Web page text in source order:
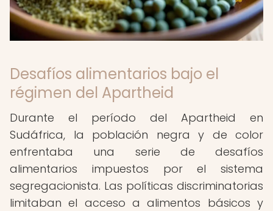
Desafíos alimentarios bajo el
régimen del Apartheid
Durante el período del Apartheid en
Sudáfrica, la población negra y de color
enfrentaba una serie de desafíos
alimentarios impuestos por el sistema
segregacionista. Las políticas discriminatorias
limitaban el acceso a alimentos básicos y